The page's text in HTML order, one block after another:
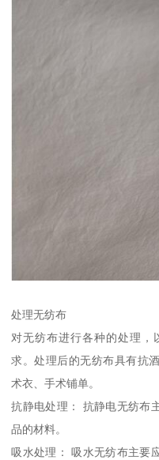
处理无纺布
对无纺布进行各种的处理
求。处理后的无纺布具有抗
术衣、手术铺单。
抗静电处理： 抗静电无纺布
品的材料。
吸水处理： 吸水无纺布主要